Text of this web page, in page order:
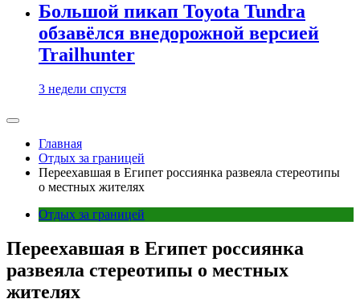
Большой пикап Toyota Tundra
обзавёлся внедорожной версией
Trailhunter
3 недели спустя
Главная
Отдых за границей
Переехавшая в Египет россиянка развеяла стереотипы
о местных жителях
Отдых за границей
Переехавшая в Египет россиянка
развеяла стереотипы о местных
жителях